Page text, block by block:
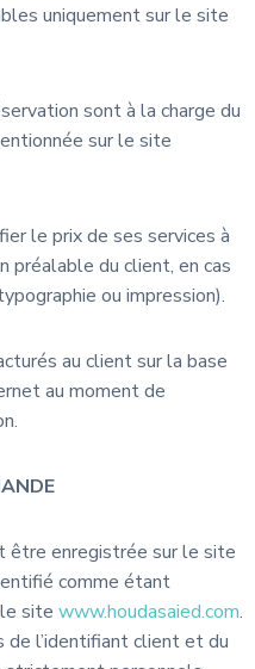
uniquement sur le site
sont à la charge du
sur le site
le prix de ses services à
préalable du client, en cas
ou impression).
au client sur la base
au moment de
être enregistrée sur le site
comme étant
site www.houdasaied.com.
de l’identifiant client et du